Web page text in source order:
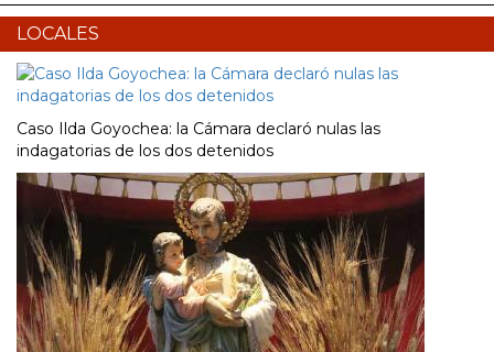
LOCALES
Caso Ilda Goyochea: la Cámara declaró nulas las
indagatorias de los dos detenidos